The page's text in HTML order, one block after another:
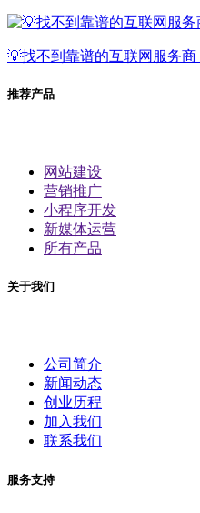
💡找不到靠谱的互联网服务商
推荐产品
网站建设
营销推广
小程序开发
新媒体运营
所有产品
关于我们
公司简介
新闻动态
创业历程
加入我们
联系我们
服务支持